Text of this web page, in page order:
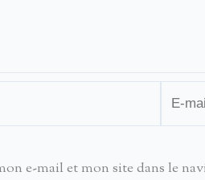
mail*
e-mail et mon site dans le